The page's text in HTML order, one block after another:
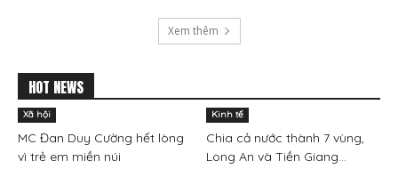
Xem thêm
HOT NEWS
Xã hội
MC Đan Duy Cường hết lòng
vì trẻ em miền núi
Kinh tế
Chia cả nước thành 7 vùng,
Long An và Tiền Giang...